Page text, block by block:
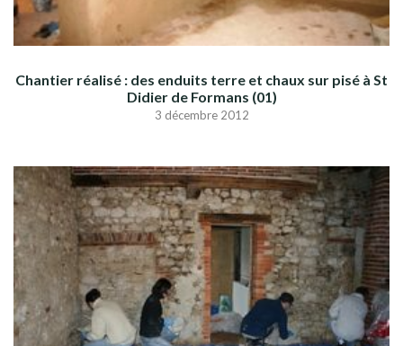
Chantier réalisé : des enduits terre et chaux sur pisé à St
Didier de Formans (01)
3 décembre 2012